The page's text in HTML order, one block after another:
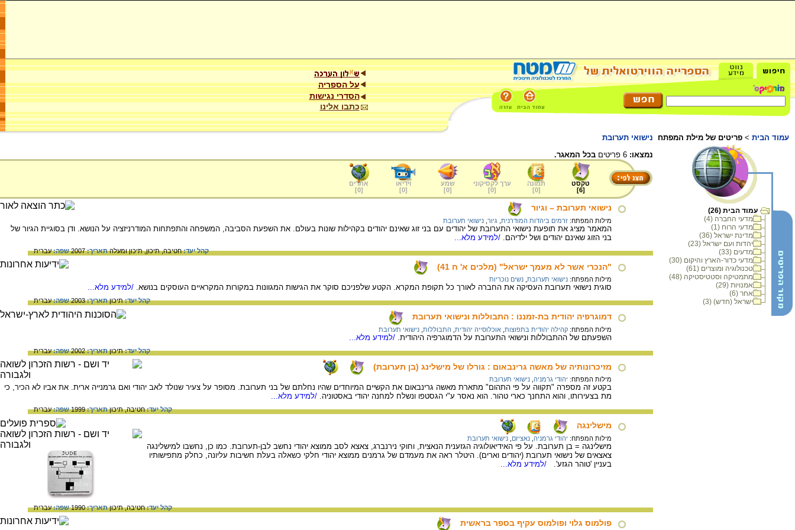
על הספריה
הסדרי נגישות
כתבו אלינו
עמוד הבית > פריטים של מילת המפתח נישואי תערובת
עמוד הבית (26)
מדעי החברה (4)
מדעי הרוח (1)
מדינת ישראל (36)
יהדות ועם ישראל (23)
מדעים (33)
מדעי כדור-הארץ והיקום (30)
טכנולוגיה ומוצרים (61)
מתמטיקה וסטטיסטיקה (48)
אמנויות (29)
אחר (6)
ישראל (חדש) (3)
נמצאו: בכל המאגר.
טקסט
[
6
]
תמונה
[
0
]
ערך לקסיקוני
[
0
]
שמע
[
0
]
וידיאו
[
0
]
אתרים
[
0
]
נישואי תערובת – וגיור
מילות המפתח: זרמים ביהדות המודרנית גיור נישואי תערובת
המאמר מציג את תופעת נישואי התערובת של יהודים עם בני זוג שאינם יהודים בקהילות שונות בעולם. את השפעת הסביבה, המשפחה והתפתחות המודרניזציה על הנושא. ודן בסוגיית הגיור של
בני הזוג שאינם יהודים ושל ילדיהם. /למידע מלא...
קהל יעד:חטיבה,תיכון,תיכון ומעלהתאריך:2007 שפה:עברית
"הנכרי אשר לא מעמך ישראל" (מלכים א' ח 41)
מילות המפתח: נישואי תערובת נשים נוכריות
סוגית נישואי תערובת העסיקה את החברה לאורך כל תקופת המקרא. הקטע שלפניכם סוקר את הגישות המגוונות במקורות המקראיים העוסקים בנושא. /למידע מלא...
קהל יעד:תיכוןתאריך:2003 שפה:עברית
דמוגרפיה יהודית בת-זמננו : התבוללות ונישואי תערובת
מילות המפתח: קהילה יהודית בתפוצות אוכלוסייה יהודית התבוללות נישואי תערובת
השפעתם של ההתבוללות ונישואי התערובת על הדמוגרפיה היהודית. /למידע מלא...
קהל יעד:תיכוןתאריך:2002 שפה:עברית
מזיכרונותיה של מאשה גרינבאום : גורלו של מישלינג (בן תערובת)
מילות המפתח: יהודי גרמניה נישואי תערובת
בקטע זה מספרה "תקווה על פי התהום" מתארת מאשה גרינבאום את הקשיים המיוחדים שהיו נחלתם של בני תערובת. מסופר על צעיר שנולד לאב יהודי ואם גרמנייה ארית. את אביו לא הכיר, כי
מת בצעירותו, והוא התחנך כארי טהור. הוא נאסר ע"י הגסטפו ונשלח למחנה יהודי באסטוניה. /למידע מלא...
קהל יעד:חטיבה,תיכוןתאריך:1999 שפה:עברית
מישלינגה
מילות המפתח: יהודי גרמניה נאציזם נישואי תערובת
מישלינגה = בן תערובת. על פי האידיאולוגיה הגזענית הנאצית, וחוקי נירנברג, צאצא לסב ממוצא יהודי נחשב לבן-תערובת. כמו כן, נחשבו למישלינגה
צאצאים של נישואי תערובת (יהודים וארים). היטלר ראה את מעמדם של גרמנים ממוצא יהודי חלקי כשאלה בעלת חשיבות עליונה, כחלק מתפישותיו
בעניין 'טוהר הגזע'.
/למידע מלא...
קהל יעד:חטיבה,תיכוןתאריך:1990 שפה:עברית
פולמוס גלוי ופולמוס עקיף בספר בראשית